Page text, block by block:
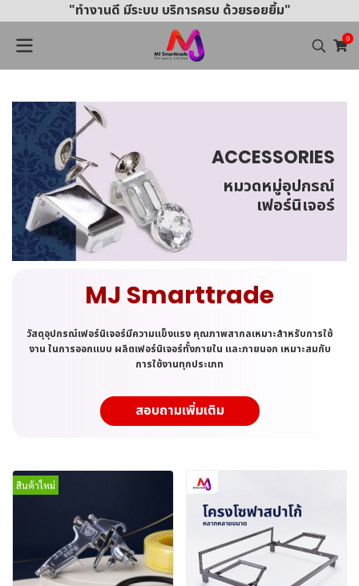
"ทำงานดี มีระบบ บริการครบ ด้วยรอยยิ้ม"
0
ACCESSORIES
หมวดหมู่อุปกรณ์
เฟอร์นิเจอร์
MJ Smarttrade
วัสดุอุปกรณ์เฟอร์นิเจอร์มีความแข็งแรง คุณภาพสากลเหมาะสำหรับการใช้
งาน ในการออกแบบ ผลิตเฟอร์นิเจอร์ทั้งภายใน และภายนอก เหมาะสมกับ
การใช้งานทุกประเภท
สอบถามเพิ่มเติม
สินค้าใหม่